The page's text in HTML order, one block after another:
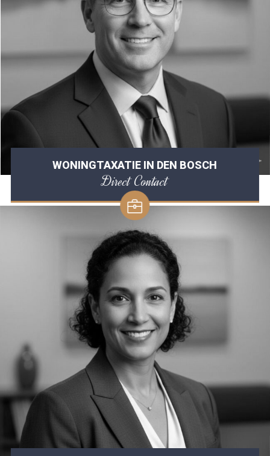
WONINGTAXATIE IN DEN BOSCH
Direct Contact